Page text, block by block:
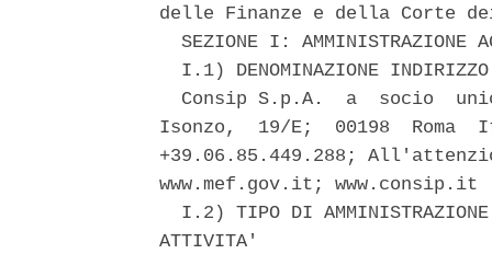
delle Finanze e della Corte
SEZIONE I: AMMINISTRAZIONE
I.1) DENOMINAZIONE
Consip S.p.A.  a  socio
Isonzo,  19/E;  00198
+39.06.85.449.288;
www.mef.gov.it; www.consip.it
I.2) TIPO DI
ATTIVITA'